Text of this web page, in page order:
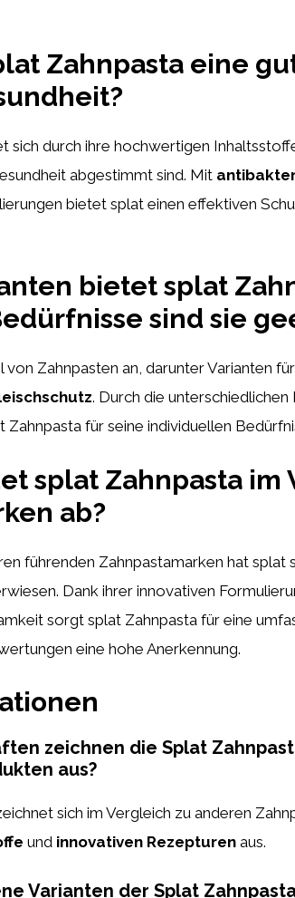
Zahnpasta eine
sich durch ihre hochwertigen
abgestimmt sind. Mit
bietet splat einen effektiven
bietet splat
sind sie
Zahnpasten an, darunter Varianten für
. Durch die unterschiedlichen
Zahnpasta für seine individuellen
splat Zahnpasta im
ab?
führenden Zahnpastamarken hat splat
Dank ihrer innovativen
sorgt splat Zahnpasta für eine
eine hohe Anerkennung.
zeichnen die Splat
aus?
sich im Vergleich zu anderen
und innovativen Rezepturen aus.
Varianten der Splat